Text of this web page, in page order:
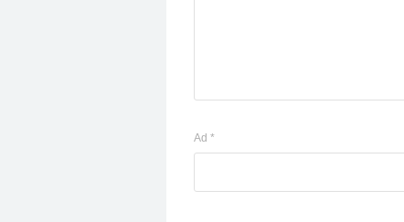
Ad *